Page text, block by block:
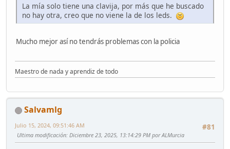
La mía solo tiene una clavija, por más que he buscado
no hay otra, creo que no viene la de los leds.
Mucho mejor así no tendrás problemas con la policia
Maestro de nada y aprendiz de todo
Salvamlg
#81
Julio 15, 2024, 09:51:46 AM
Ultima modificación: Diciembre 23, 2025, 13:14:29 PM por ALMurcia